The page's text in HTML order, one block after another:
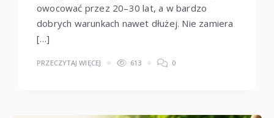
owocować przez 20–30 lat, a w bardzo
dobrych warunkach nawet dłużej. Nie zamiera
[…]
PRZECZYTAJ WIĘCEJ 613 0